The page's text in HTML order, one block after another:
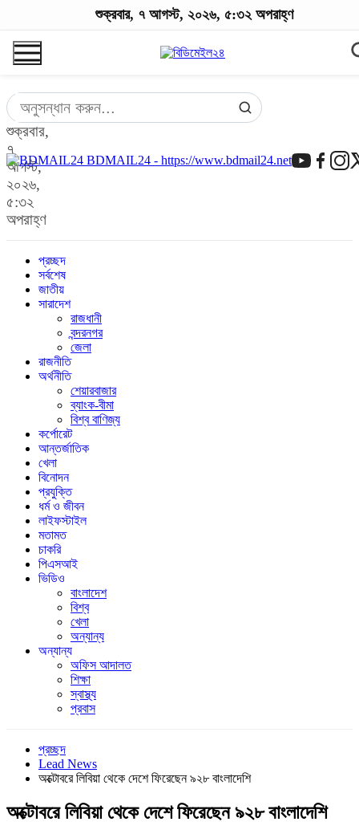
শুক্রবার,
৭
আগস্ট,
২০২৬,
৫:৩২
অপরাহ্ণ
BDMAIL24 - https://www.bdmail24.net
প্রচ্ছদ
সর্বশেষ
জাতীয়
সারাদেশ
রাজধানী
বন্দরনগর
জেলা
রাজনীতি
অর্থনীতি
শেয়ারবাজার
ব্যাংক-বীমা
বিশ্ব বাণিজ্য
কর্পোরেট
আন্তর্জাতিক
খেলা
বিনোদন
প্রযুক্তি
ধর্ম ও জীবন
লাইফস্টাইল
মতামত
চাকরি
পিএসআই
ভিডিও
বাংলাদেশ
বিশ্ব
খেলা
অন্যান্য
অন্যান্য
অফিস আদালত
শিক্ষা
স্বাস্থ্য
প্রবাস
শুক্রবার, ৭ আগস্ট, ২০২৬, ৫:৩২ অপরাহ্ণ
প্রচ্ছদ
Lead News
অক্টোবরে লিবিয়া থেকে দেশে ফিরেছেন ৯২৮ বাংলাদেশি‌
অক্টোবরে লিবিয়া থেকে দেশে ফিরেছেন ৯২৮ বাংলাদেশি‌